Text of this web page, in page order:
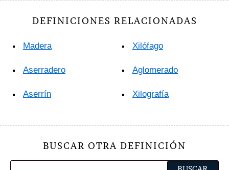
DEFINICIONES RELACIONADAS
Madera
Aserradero
Aserrín
Xilófago
Aglomerado
Xilografía
BUSCAR OTRA DEFINICIÓN